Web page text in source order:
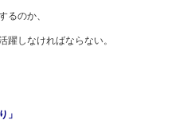
るのか、
躍しなければならない。
」